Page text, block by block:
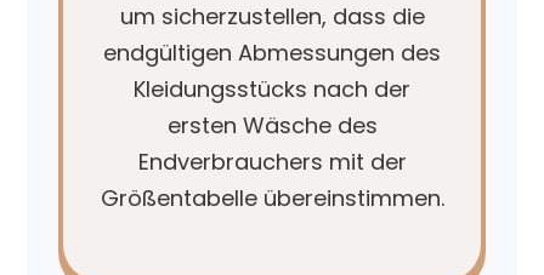
um sicherzustellen, dass die
endgültigen Abmessungen des
Kleidungsstücks nach der
ersten Wäsche des
Endverbrauchers mit der
Größentabelle übereinstimmen.